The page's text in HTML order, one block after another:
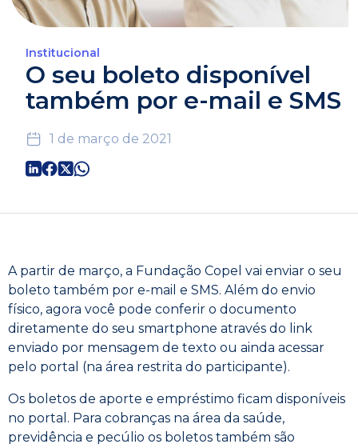
Institucional
O seu boleto disponível
também por e-mail e SMS
1 de março de 2021
A partir de março, a Fundação Copel vai enviar o seu
boleto também por e-mail e SMS. Além do envio
físico, agora você pode conferir o documento
diretamente do seu smartphone através do link
enviado por mensagem de texto ou ainda acessar
pelo portal (na área restrita do participante).
Os boletos de aporte e empréstimo ficam disponíveis
no portal. Para cobranças na área da saúde,
previdência e pecúlio os boletos também são